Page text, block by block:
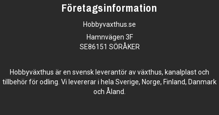
Företagsinformation
Hobbyvaxthus.se
Hamnvägen 3F
SE86151 SÖRÅKER
Hobbyväxthus är en svensk leverantör av växthus, kanalplast och
tillbehör för odling. Vi levererar i hela Sverige, Norge, Finland, Danmark
och Åland.